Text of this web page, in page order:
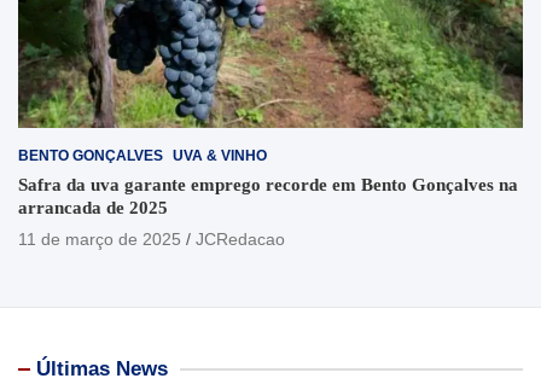
BENTO GONÇALVES UVA & VINHO
Safra da uva garante emprego recorde em Bento Gonçalves na
arrancada de 2025
11 de março de 2025
JCRedacao
Últimas News